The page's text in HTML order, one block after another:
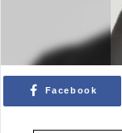
Facebook